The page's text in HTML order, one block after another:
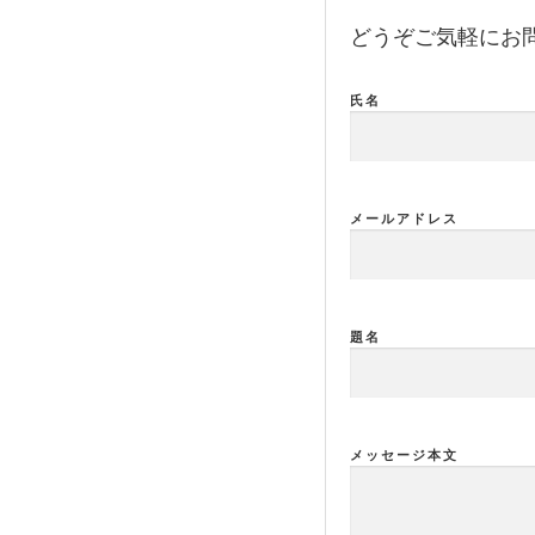
どうぞご気軽にお
氏名
メールアドレス
題名
メッセージ本文